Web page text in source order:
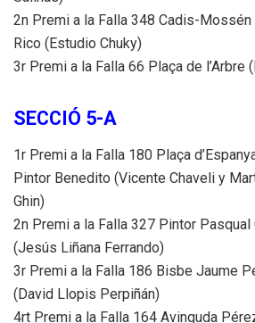
2n Premi a la Falla 348 Cadis-
Rico (Estudio Chuky)
3r Premi a la Falla 66 Plaça de l’Arbre
SECCIÓ 5-A
1r Premi a la Falla 180 Plaça
Pintor Benedito (Vicente Chaveli y
Ghin)
2n Premi a la Falla 327 Pintor Pasqual
(Jesús Liñana Ferrando)
3r Premi a la Falla 186 Bisbe Jaume
(David Llopis Perpiñán)
4rt Premi a la Falla 164 Avinguda